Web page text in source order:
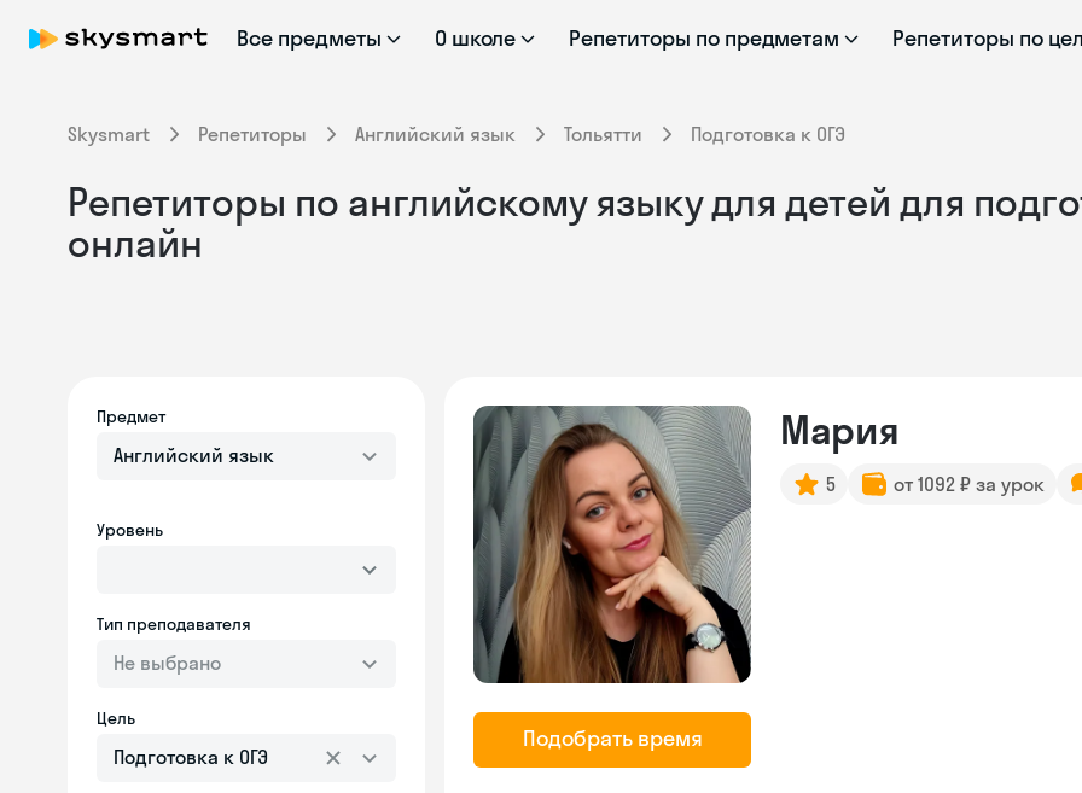
Все предметы О школе Репетиторы по предметам Репетиторы по
Skysmart Репетиторы Английский язык Тольятти Подготовка к ОГЭ
Репетиторы по английскому языку для детей для
онлайн
Предмет
Английский язык
Уровень
Тип преподавателя
Не выбрано
Цель
Подготовка к ОГЭ
Подобрать время
Мария
5 от 1092 ₽ за урок